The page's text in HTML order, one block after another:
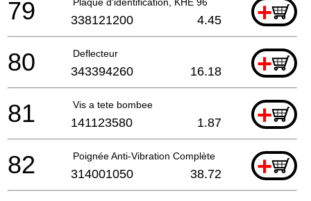
Plaque d'identification, KHE 96 +
79 338121200 4.45
Deflecteur +
80 343394260 16.18
Vis a tete bombee +
81 141123580 1.87
Poignée Anti-Vibration Complète +
82 314001050 38.72